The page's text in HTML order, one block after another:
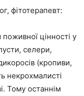
фітотерапевт:
цінності у
селери,
(кропиви,
некрохмалисті
Тому останнім